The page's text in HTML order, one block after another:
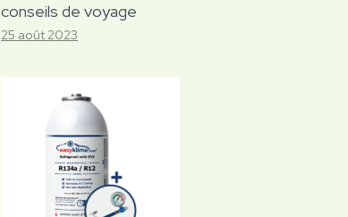
conseils de voyage
25 août 2023